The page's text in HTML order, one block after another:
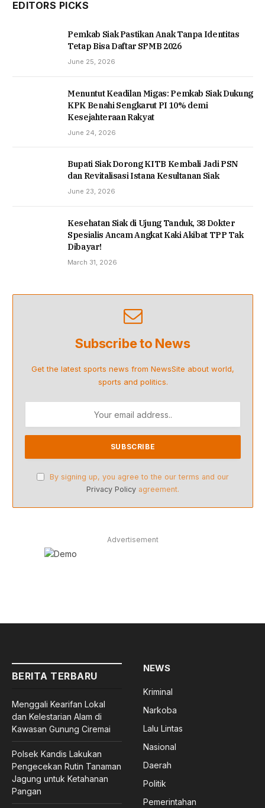
EDITORS PICKS
Pemkab Siak Pastikan Anak Tanpa Identitas
Tetap Bisa Daftar SPMB 2026
June 25, 2026
Menuntut Keadilan Migas: Pemkab Siak Dukung
KPK Benahi Sengkarut PI 10% demi
Kesejahteraan Rakyat
June 24, 2026
Bupati Siak Dorong KITB Kembali Jadi PSN
dan Revitalisasi Istana Kesultanan Siak
June 23, 2026
Kesehatan Siak di Ujung Tanduk, 38 Dokter
Spesialis Ancam Angkat Kaki Akibat TPP Tak
Dibayar!
March 31, 2026
Subscribe to News
Get the latest sports news from NewsSite about world,
sports and politics.
By signing up, you agree to the our terms and our
Privacy Policy agreement.
Advertisement
BERITA TERBARU
Menggali Kearifan Lokal
dan Kelestarian Alam di
Kawasan Gunung Ciremai
Polsek Kandis Lakukan
Pengecekan Rutin Tanaman
Jagung untuk Ketahanan
Pangan
NEWS
Kriminal
Narkoba
Lalu Lintas
Nasional
Daerah
Politik
Pemerintahan